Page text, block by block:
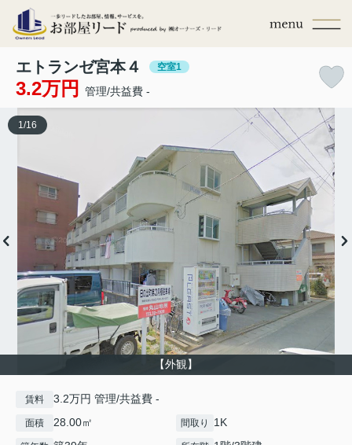
エトランゼ宮本４ 空室1
3.2万円 管理/共益費 -
【外観】
1 /16
賃料 3.2万円 管理/共益費 -
面積 28.00㎡ 間取り 1K